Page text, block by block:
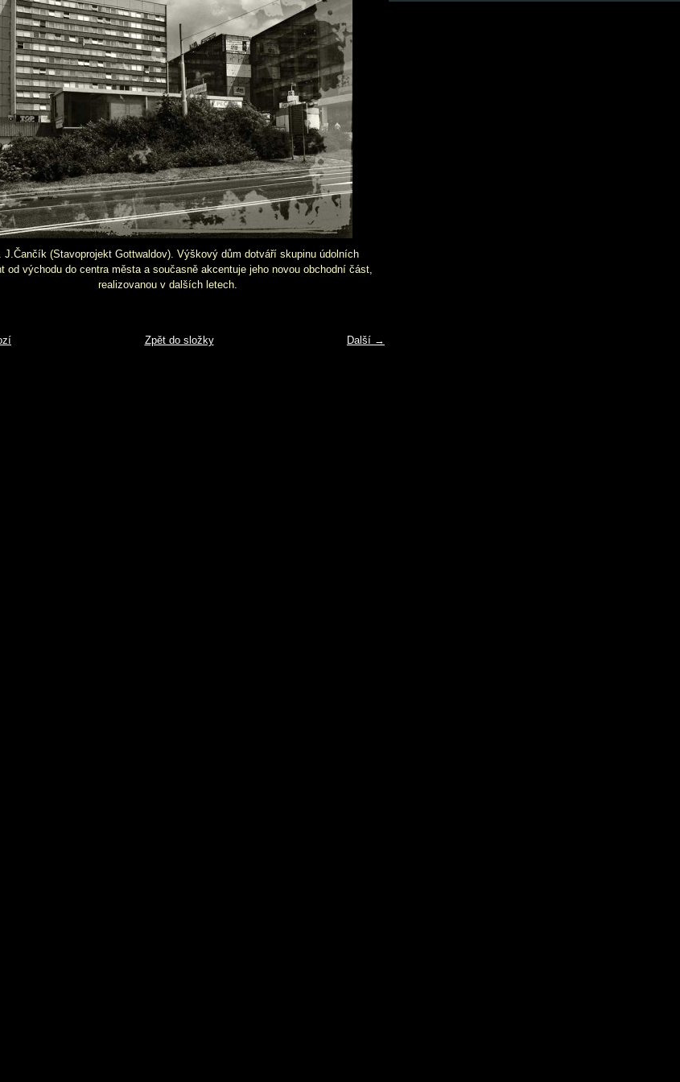
J.Čančík (Stavoprojekt Gottwaldov). Výškový dům dotváří skupinu údolních
od východu do centra města a současně akcentuje jeho novou obchodní část,
realizovanou v dalších letech.
Další →
Zpět do složky